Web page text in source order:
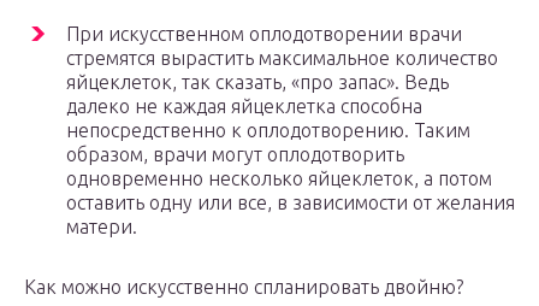
При искусственном оплодотворении врачи
стремятся вырастить максимальное количество
яйцеклеток, так сказать, «про запас». Ведь
далеко не каждая яйцеклетка способна
непосредственно к оплодотворению. Таким
образом, врачи могут оплодотворить
одновременно несколько яйцеклеток, а потом
оставить одну или все, в зависимости от желания
матери.
Как можно искусственно спланировать двойню?